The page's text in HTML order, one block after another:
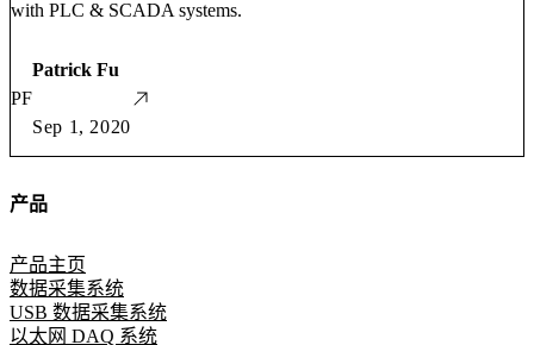
with PLC & SCADA systems.
PF
Patrick Fu
Sep 1, 2020
产品
产品主页
数据采集系统
USB 数据采集系统
以太网 DAQ 系统